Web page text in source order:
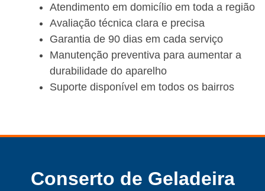
Atendimento em domicílio em toda a região
Avaliação técnica clara e precisa
Garantia de 90 dias em cada serviço
Manutenção preventiva para aumentar a
durabilidade do aparelho
Suporte disponível em todos os bairros
Conserto de Geladeira